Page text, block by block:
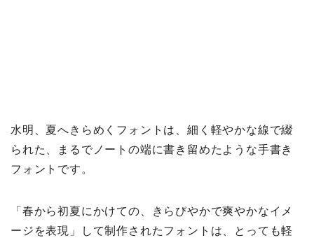
水明、夏へきらめくフォントは、細く軽やかな線で綴
られた、まるでノートの端に書き留めたような手書き
フォントです。
「春から初夏にかけての、きらびやかで爽やかなイメ
ージを表現」して制作されたフォントは、とっても軽